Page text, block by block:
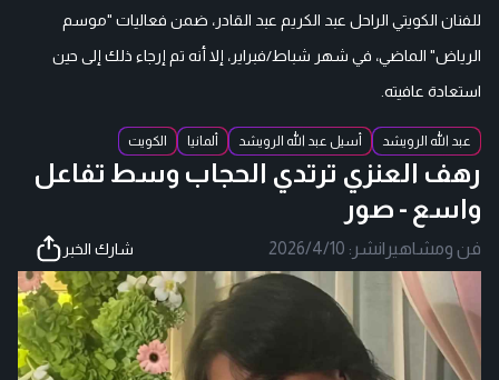
للفنان الكويتي الراحل عبد الكريم عبد القادر، ضمن فعاليات "موسم
الرياض" الماضي، في شهر شباط/فبراير، إلا أنه تم إرجاء ذلك إلى حين
استعادة عافيته.
عبد الله الرويشد أسيل عبد الله الرويشد ألمانيا الكويت
رهف العنزي ترتدي الحجاب وسط تفاعل
واسع - صور
فن ومشاهير |نشر: 2026/4/10 شارك الخبر